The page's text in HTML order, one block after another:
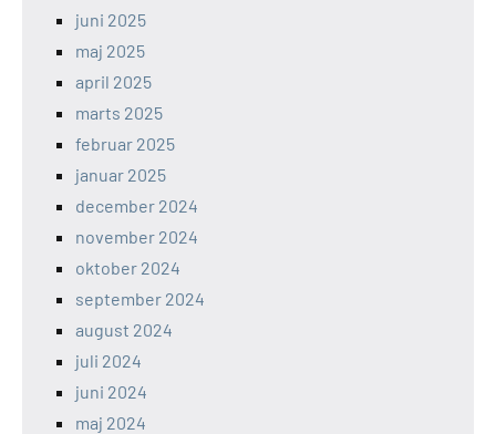
juni 2025
maj 2025
april 2025
marts 2025
februar 2025
januar 2025
december 2024
november 2024
oktober 2024
september 2024
august 2024
juli 2024
juni 2024
maj 2024